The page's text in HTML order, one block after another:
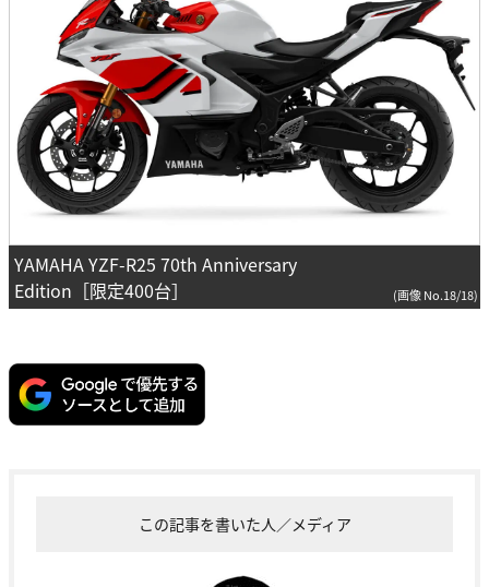
YAMAHA YZF-R25 70th Anniversary
Edition［限定400台］
(画像 No.18/18)
この記事を書いた人／メディア